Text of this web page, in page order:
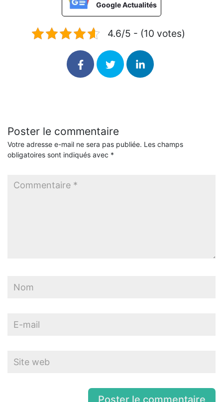
Google Actualités
4.6/5 - (10 votes)
Poster le commentaire
Votre adresse e-mail ne sera pas publiée. Les champs
obligatoires sont indiqués avec *